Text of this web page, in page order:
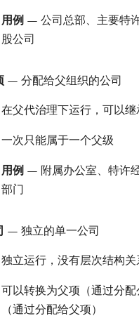
用例 — 公司总部、主要特
股公司
— 分配给父组织的公司
在父代治理下运行，可以继
一次只能属于一个父级
用例 — 附属办公室、特许
部门
— 独立的单一公司
独立运行，没有层次结构关
可以转换为父项（通过分
（通过分配给父项）